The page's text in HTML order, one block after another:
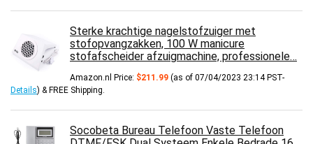
Sterke krachtige nagelstofzuiger met
stofopvangzakken, 100 W manicure
stofafscheider afzuigmachine, professionele…
Amazon.nl Price: $211.99 (as of 07/04/2023 23:14 PST-
Details) & FREE Shipping
Socobeta Bureau Telefoon Vaste Telefoon